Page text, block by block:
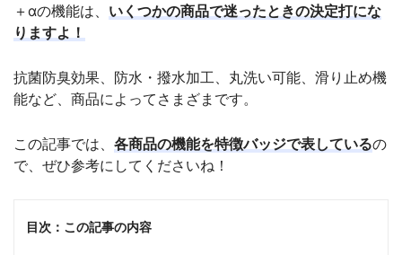
＋αの機能は、 いくつかの商品で迷ったときの決定打にな
りますよ！
抗菌防臭効果、防水・撥水加工、丸洗い可能、滑り止め機
能など、商品によってさまざまです。
この記事では、 各商品の機能を特徴バッジで表しているの
で、ぜひ参考にしてくださいね！
目次：この記事の内容